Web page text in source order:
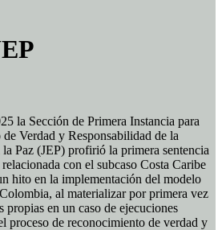
la Sección de Primera Instancia para
Verdad y Responsabilidad de la
Paz (JEP) profirió la primera sentencia
con el subcaso Costa Caribe
hito en la implementación del modelo
al materializar por primera vez
propias en un caso de ejecuciones
proceso de reconocimiento de verdad y